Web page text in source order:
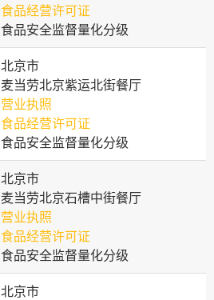
食品经营许可证
食品安全监督量化分级
北京市
麦当劳北京紫运北街餐厅
营业执照
食品经营许可证
食品安全监督量化分级
北京市
麦当劳北京石槽中街餐厅
营业执照
食品经营许可证
食品安全监督量化分级
北京市